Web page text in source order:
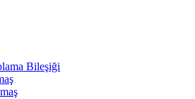
Bileşiği